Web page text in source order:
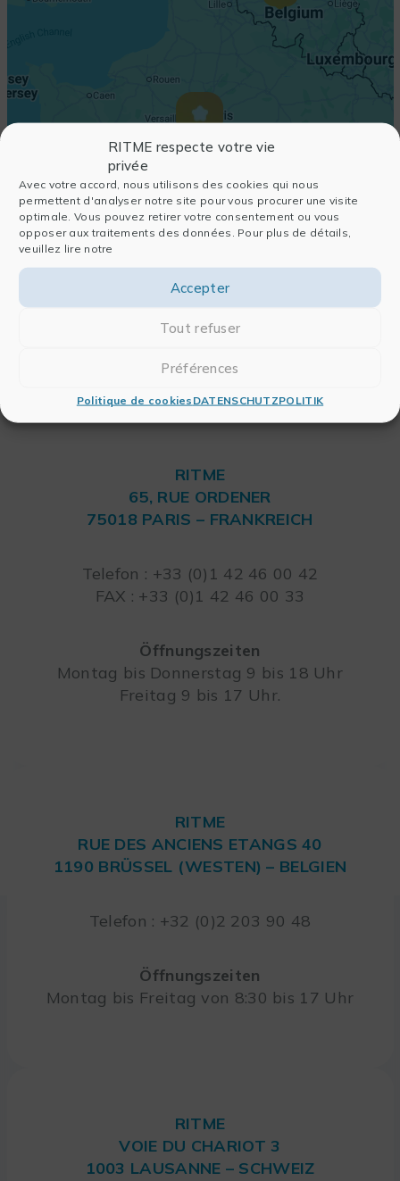
RITME respecte votre vie
privée
Avec votre accord, nous utilisons des cookies qui nous
permettent d'analyser notre site pour vous procurer une visite
optimale. Vous pouvez retirer votre consentement ou vous
opposer aux traitements des données. Pour plus de détails,
veuillez lire notre
Accepter
Tout refuser
Préférences
Politique de cookies DATENSCHUTZPOLITIK
RITME
65, RUE ORDENER
75018 PARIS – FRANKREICH
Telefon : +33 (0)1 42 46 00 42
FAX : +33 (0)1 42 46 00 33
Öffnungszeiten
Montag bis Donnerstag 9 bis 18 Uhr
Freitag 9 bis 17 Uhr.
RITME
RUE DES ANCIENS ETANGS 40
1190 BRÜSSEL (WESTEN) – BELGIEN
Telefon : +32 (0)2 203 90 48
Öffnungszeiten
Montag bis Freitag von 8:30 bis 17 Uhr
RITME
VOIE DU CHARIOT 3
1003 LAUSANNE – SCHWEIZ